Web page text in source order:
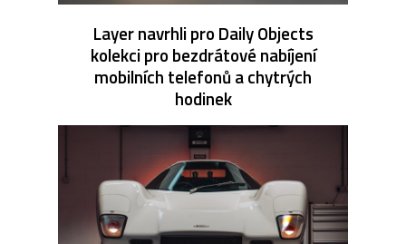
Layer navrhli pro Daily Objects
kolekci pro bezdrátové nabíjení
mobilních telefonů a chytrých
hodinek